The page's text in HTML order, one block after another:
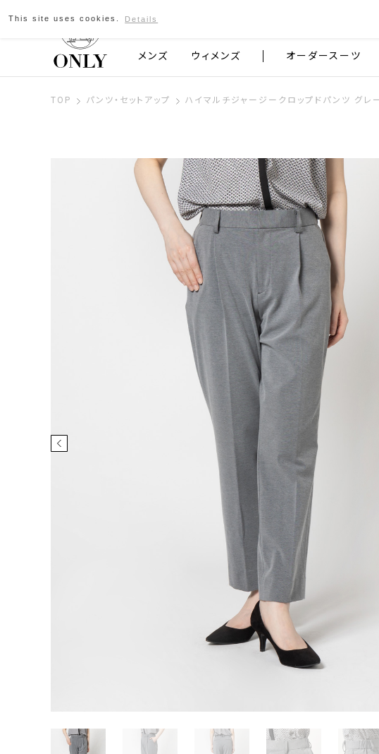
京都発のスーツブランド ONLY
メンズ ウィメンズ オーダースーツ
TOP パンツ・セットアップ ハイマルチジャージークロップドパンツ グレ
This site uses cookies. Details